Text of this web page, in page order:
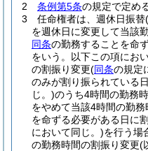
2
条例第5条の規定で定め
3
任命権者は、週休日振替(
を週休日に変更して当該
同条の勤務することを命
をいう。以下この項にお
の割振り変更(同条の規定
のみが割り振られている
じ。)のうち4時間の勤務
をやめて当該4時間の勤務
を命ずる必要がある日に
において同じ。)を行う場
の勤務時間の割振り変更(